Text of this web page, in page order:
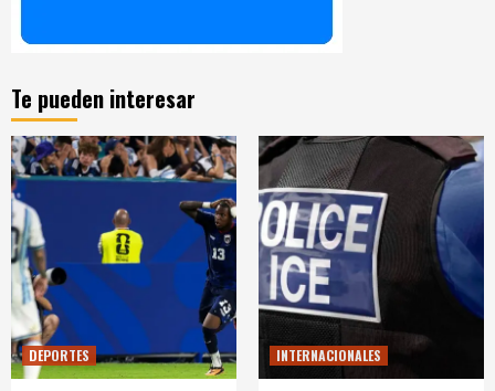
Te pueden interesar
DEPORTES INTERNACIONALES